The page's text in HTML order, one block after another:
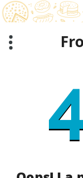
Salta
al
contenuto